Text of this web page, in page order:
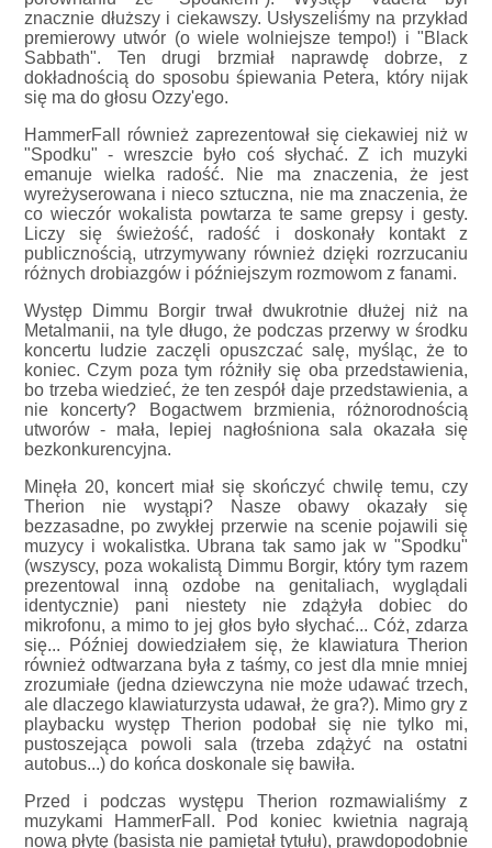
znacznie dłuższy i ciekawszy. Usłyszeliśmy na przykład
premierowy utwór (o wiele wolniejsze tempo!) i "Black
Sabbath". Ten drugi brzmiał naprawdę dobrze, z
dokładnością do sposobu śpiewania Petera, który nijak
się ma do głosu Ozzy'ego.
HammerFall również zaprezentował się ciekawiej niż w
"Spodku" - wreszcie było coś słychać. Z ich muzyki
emanuje wielka radość. Nie ma znaczenia, że jest
wyreżyserowana i nieco sztuczna, nie ma znaczenia, że
co wieczór wokalista powtarza te same grepsy i gesty.
Liczy się świeżość, radość i doskonały kontakt z
publicznością, utrzymywany również dzięki rozrzucaniu
różnych drobiazgów i późniejszym rozmowom z fanami.
Występ Dimmu Borgir trwał dwukrotnie dłużej niż na
Metalmanii, na tyle długo, że podczas przerwy w środku
koncertu ludzie zaczęli opuszczać salę, myśląc, że to
koniec. Czym poza tym różniły się oba przedstawienia,
bo trzeba wiedzieć, że ten zespół daje przedstawienia, a
nie koncerty? Bogactwem brzmienia, różnorodnością
utworów - mała, lepiej nagłośniona sala okazała się
bezkonkurencyjna.
Minęła 20, koncert miał się skończyć chwilę temu, czy
Therion nie wystąpi? Nasze obawy okazały się
bezzasadne, po zwykłej przerwie na scenie pojawili się
muzycy i wokalistka. Ubrana tak samo jak w "Spodku"
(wszyscy, poza wokalistą Dimmu Borgir, który tym razem
prezentowal inną ozdobe na genitaliach, wyglądali
identycznie) pani niestety nie zdążyła dobiec do
mikrofonu, a mimo to jej głos było słychać... Cóż, zdarza
się... Później dowiedziałem się, że klawiatura Therion
również odtwarzana była z taśmy, co jest dla mnie mniej
zrozumiałe (jedna dziewczyna nie może udawać trzech,
ale dlaczego klawiaturzysta udawał, że gra?). Mimo gry z
playbacku występ Therion podobał się nie tylko mi,
pustoszejąca powoli sala (trzeba zdążyć na ostatni
autobus...) do końca doskonale się bawiła.
Przed i podczas występu Therion rozmawialiśmy z
muzykami HammerFall. Pod koniec kwietnia nagrają
nową płytę (basista nie pamiętał tytułu), prawdopodobnie